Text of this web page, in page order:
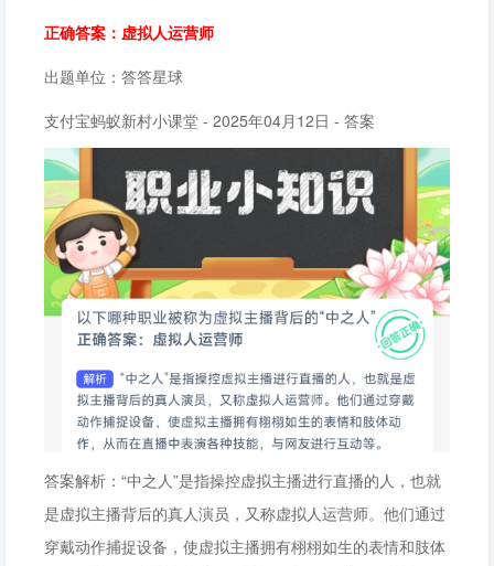
正确答案：虚拟人运营师
出题单位：答答星球
支付宝蚂蚁新村小课堂 - 2025年04月12日 - 答案
答案解析：“中之人”是指操控虚拟主播进行直播的人，也就
是虚拟主播背后的真人演员，又称虚拟人运营师。他们通过
穿戴动作捕捉设备，使虚拟主播拥有栩栩如生的表情和肢体